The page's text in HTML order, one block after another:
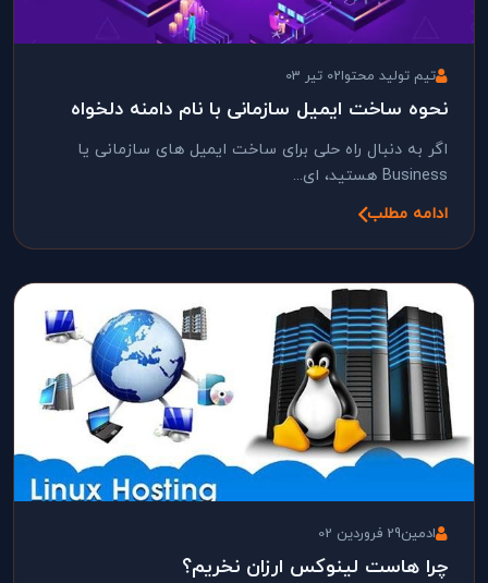
تیم تولید محتوا02 تیر 03
نحوه ساخت ایمیل سازمانی با نام دامنه دلخواه
اگر به دنبال راه حلی برای ساخت ایمیل های سازمانی یا
Business هستید، ای...
ادامه مطلب
ادمین29 فروردین 02
چرا هاست لینوکس ارزان نخریم؟